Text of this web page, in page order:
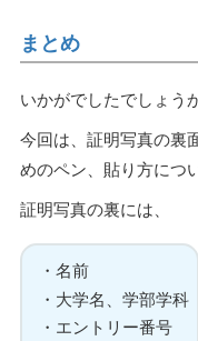
まとめ
いかがでしたでしょう
今回は、証明写真の裏
めのペン、貼り方につ
証明写真の裏には、
・名前
・大学名、学部学科
・エントリー番号